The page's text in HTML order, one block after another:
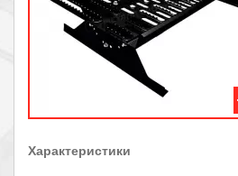
Характеристики